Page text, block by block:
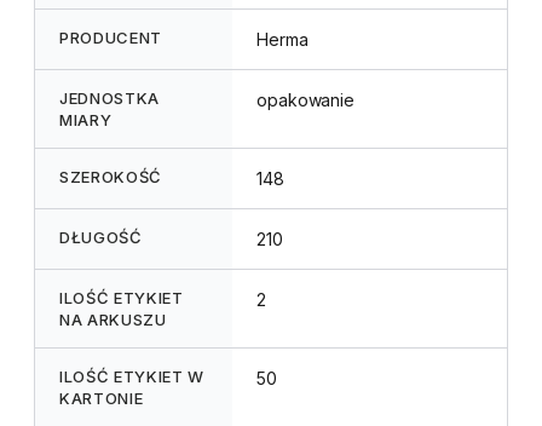
PRODUCENT Herma
JEDNOSTKA
MIARY
opakowanie
SZEROKOŚĆ 148
DŁUGOŚĆ 210
ILOŚĆ ETYKIET
NA ARKUSZU
2
ILOŚĆ ETYKIET W
KARTONIE
50